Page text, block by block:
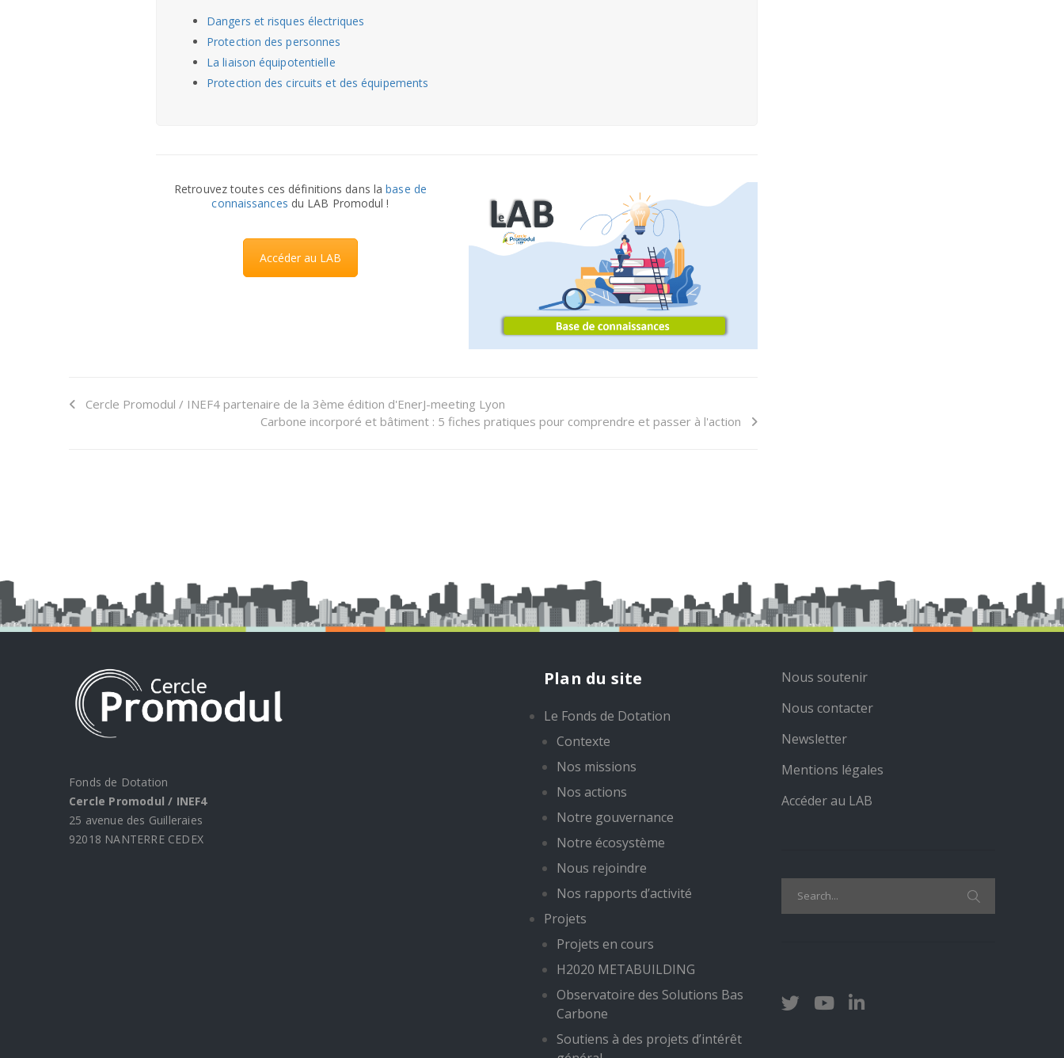
Dangers et risques électriques
Protection des personnes
La liaison équipotentielle
Protection des circuits et des équipements
Retrouvez toutes ces définitions dans labase de
connaissances du LAB Promodul !
Accéder au LAB
Cercle Promodul / INEF4 partenaire de la 3ème édition d'EnerJ-meeting Lyon
Carbone incorporé et bâtiment : 5 fiches pratiques pour comprendre et passer à l'action
Fonds de Dotation
Cercle Promodul / INEF4
25 avenue des Guilleraies
92018 NANTERRE CEDEX
Plan du site
Le Fonds de Dotation
Contexte
Nos missions
Nos actions
Notre gouvernance
Notre écosystème
Nous rejoindre
Nos rapports d’activité
Projets
Projets en cours
H2020 METABUILDING
Observatoire des Solutions Bas
Carbone
Soutiens à des projets d’intérêt
Nous soutenir
Nous contacter
Newsletter
Mentions légales
Accéder au LAB
for: